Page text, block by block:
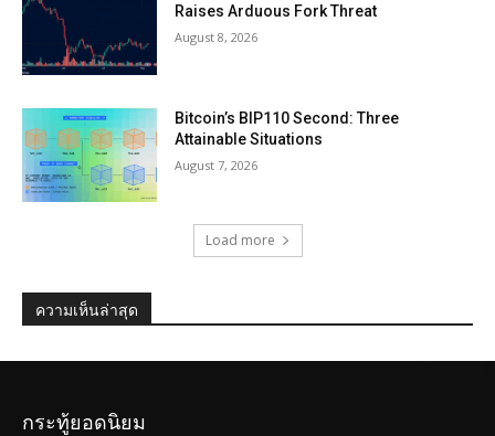
Raises Arduous Fork Threat
August 8, 2026
Bitcoin’s BIP110 Second: Three
Attainable Situations
August 7, 2026
Load more
ความเห็นล่าสุด
กระทู้ยอดนิยม